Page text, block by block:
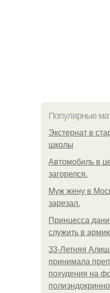
Популярные
Экстернат в
школы
Автомобиль в
загорелся.
Mуж жену в
зарезал.
Принцесса
служить в
33-Летняя
принимала
похудения на